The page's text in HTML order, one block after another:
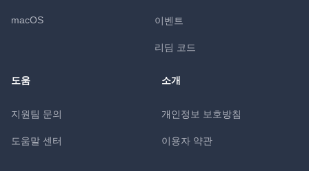
macOS 이벤트
리딤 코드
도움
지원팀 문의
도움말 센터
소개
개인정보 보호방침
이용자 약관